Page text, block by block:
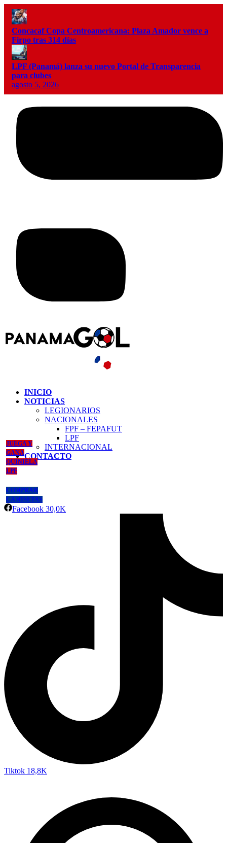
Concacaf Copa Centroamericana: Plaza Amador vence a
Firpo tras 314 días
LPF (Panamá) lanza su nuevo Portal de Transparencia
para clubes
agosto 5, 2026
INICIO
NOTICIAS
LEGIONARIOS
NACIONALES
FPF – FEPAFUT
LPF
INTERNACIONAL
CONTACTO
JUEGA Y
GANA
QUINIELA
LPF
COMPRAR
CAMISETAS
Facebook 30,0K
Tiktok 18,8K